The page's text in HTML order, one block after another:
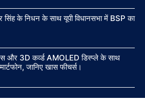
के निधन के साथ यूपी विधानसभा में BSP का
और 3D कर्व्ड AMOLED डिस्प्ले के साथ
जानिए खास फीचर्स।